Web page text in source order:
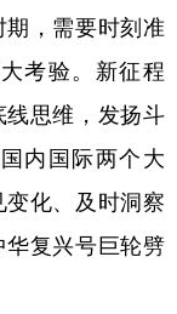
，需要时刻准
考验。新征程
线思维，发扬斗
内国际两个大
变化、及时洞察
华复兴号巨轮劈